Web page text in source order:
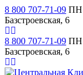
8 800 707-71-09 ПН
Базстроевская, 6
8 800 707-71-09 ПН
Базстроевская, 6